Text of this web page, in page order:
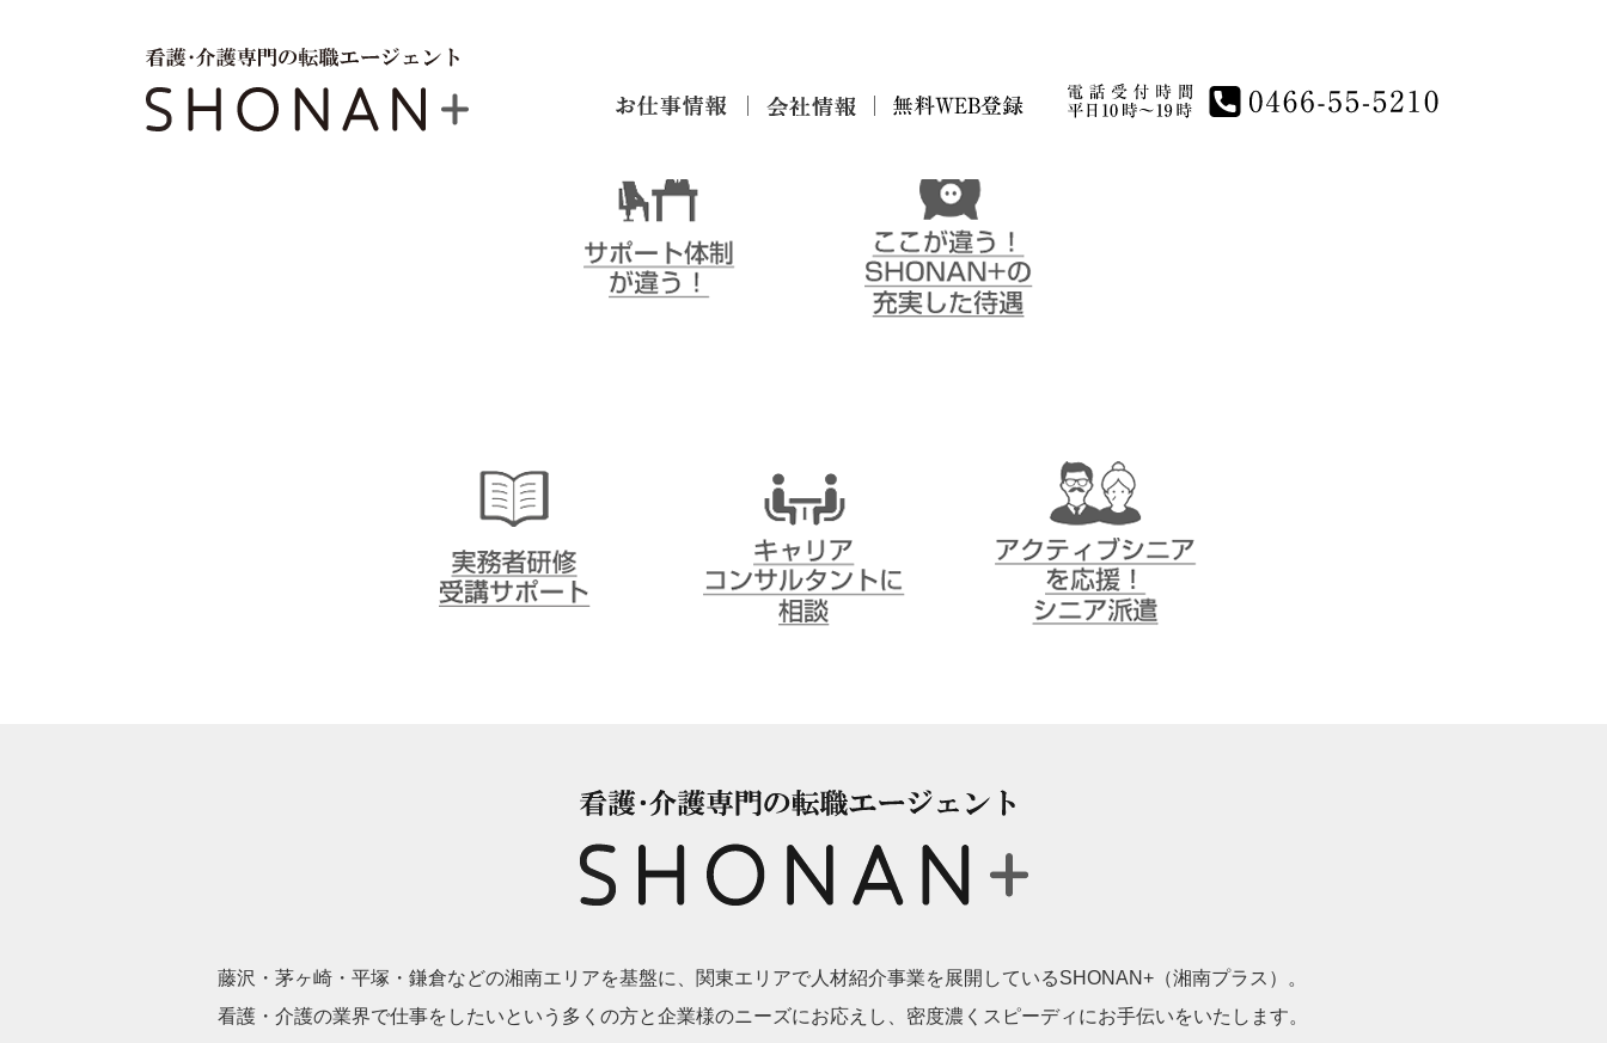
情報 登録
SHONAN+（湘南プラス）は、ここが違う！
藤沢・茅ヶ崎・平塚・鎌倉などの湘南エリアを基盤に、関東エリアで人材紹介事業を展開しているSHONAN+（湘南プラス）。
看護・介護の業界で仕事をしたいという多くの方と企業様のニーズにお応えし、密度濃くスピーディにお手伝いをいたします。